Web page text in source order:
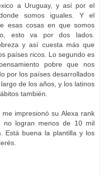
a Uruguay, y así por el
somos iguales. Y el
esas cosas en que somos
esto va por dos lados.
y así cuesta más que
países ricos. Lo segundo es
pobre que nos
por los países desarrollados
de los años, y los latinos
también.
impresionó su Alexa rank
no logran menos de 10 mil
Está buena la plantilla y los